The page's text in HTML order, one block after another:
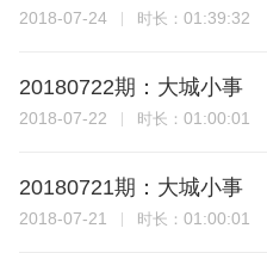
2018-07-24 时长： 01:39:32
20180722期：大城小事
2018-07-22 时长： 01:00:01
20180721期：大城小事
2018-07-21 时长： 01:00:01